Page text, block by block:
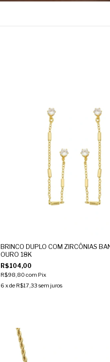
BRINCO DUPLO COM ZIRCÔNIAS
OURO 18K
R$104,00
R$98,80 com Pix
6 x de R$17,33 sem juros